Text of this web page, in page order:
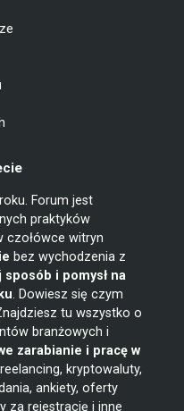
Forum jest
praktyków
czołówce witryn
bez wychodzenia z
sposób i pomysł na
. Dowiesz się czym
tu wszystko o
branżowych i
zarabianie i pracę w
kryptowaluty,
ankiety, oferty
za rejestrację i inne